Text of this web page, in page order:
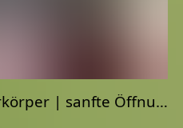
30min für den Oberkörper | sanfte Öffnung